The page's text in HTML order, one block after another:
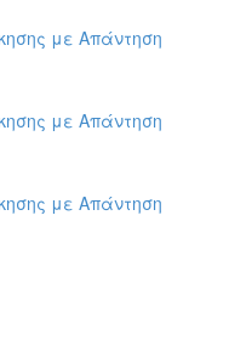
με Απάντηση
με Απάντηση
με Απάντηση